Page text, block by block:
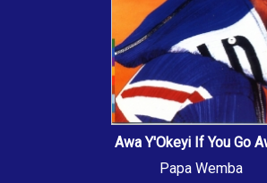
Awa Y'Okeyi If You Go
Papa Wemba